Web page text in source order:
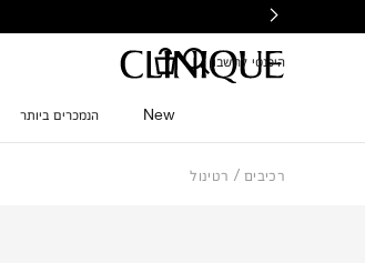
היכנסי לחשבון
New הנמכרים ביותר
רכיבים רטינול